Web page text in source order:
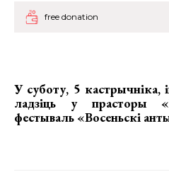
free donation
У суботу, 5 кастрычніка,
ладзіць у прасторы
фестываль «Восеньскі